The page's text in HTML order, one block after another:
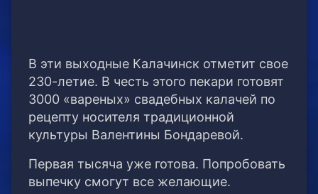
В эти выходные Калачинск отметит свое
230-летие. В честь этого пекари готовят
3000 «вареных» свадебных калачей по
рецепту носителя традиционной
культуры Валентины Бондаревой.
Первая тысяча уже готова. Попробовать
выпечку смогут все желающие.